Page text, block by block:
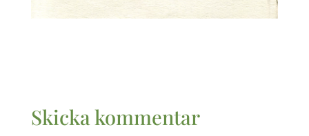
Skicka kommentar